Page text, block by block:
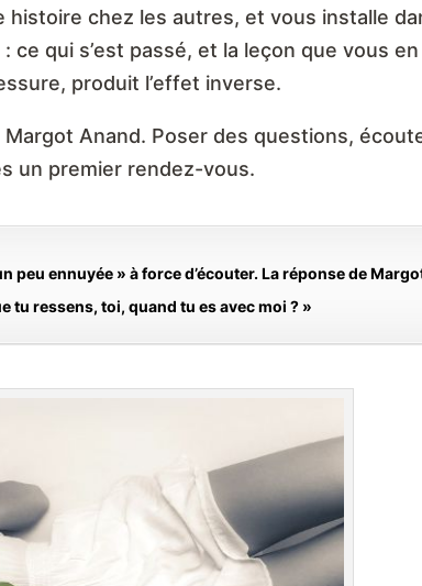
chez les autres, et vous installe
qui s’est passé, et la leçon que vous en
produit l’effet inverse.
Anand. Poser des questions,
un premier rendez-vous.
peu ennuyée » à force d’écouter. La réponse de
tu ressens, toi, quand tu es avec moi ? »